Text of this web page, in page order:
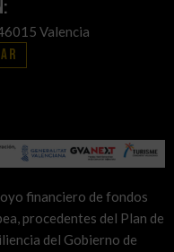
Valencia
financiero de fondos
procedentes del Plan de
del Gobierno de